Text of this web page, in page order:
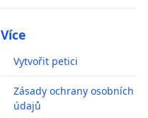
Více
Vytvořit petici
Zásady ochrany osobních
údajů